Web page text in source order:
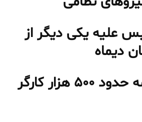
علیه یکی دیگر از
دیماه
قطع شدن بیمه حدود ۵۰۰ هزار کارگر